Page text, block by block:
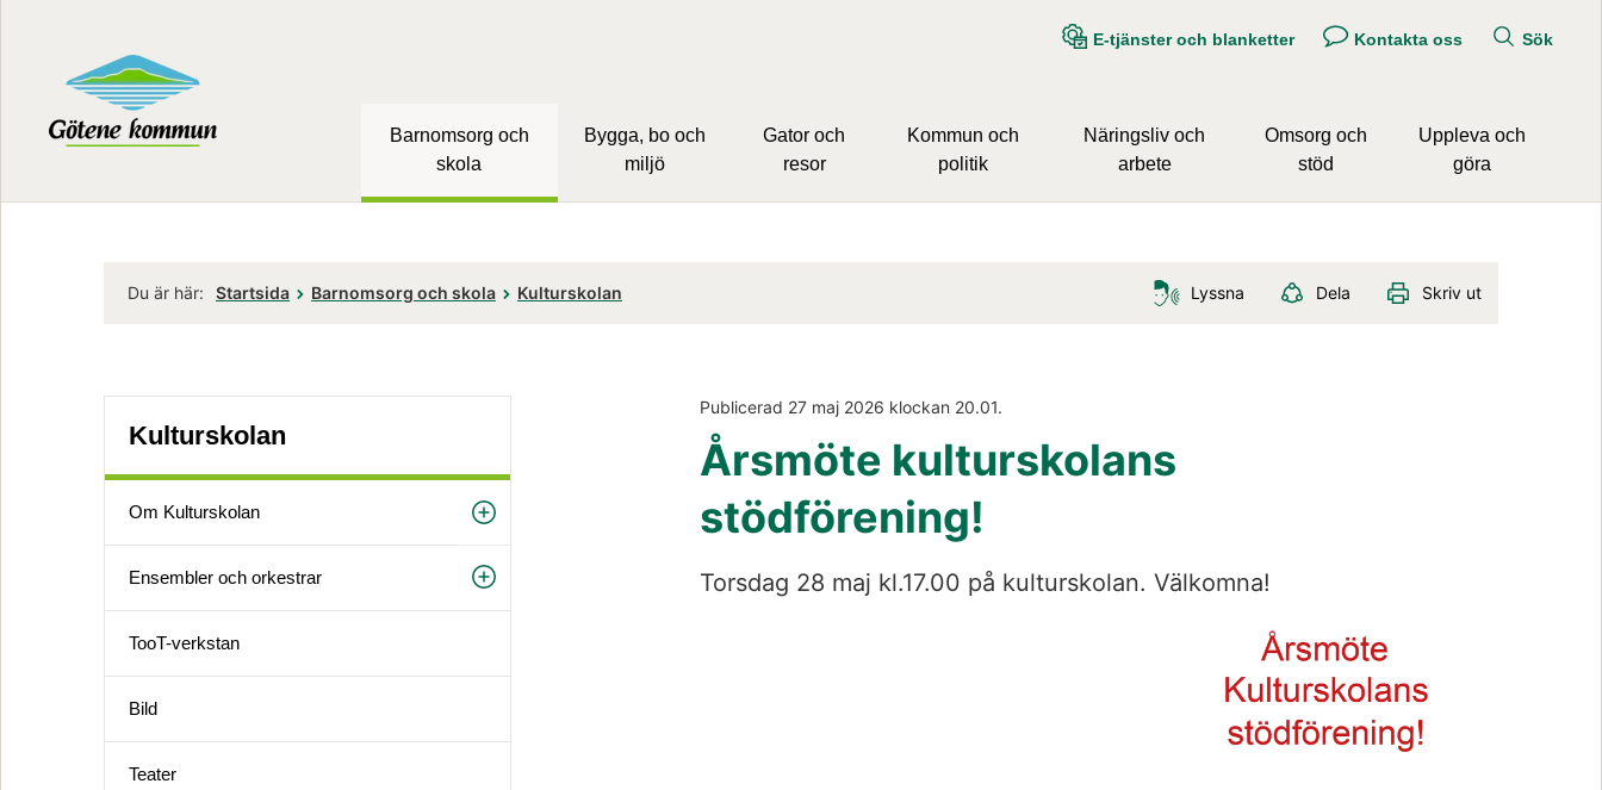
E-tjänster och blanketter Kontakta oss Sök
Barnomsorg och
skola
Bygga, bo och
miljö
Gator och
resor
Kommun och
politik
Näringsliv och
arbete
Omsorg och
stöd
Uppleva och
göra
Du är här: Startsida Barnomsorg och skola Kulturskolan Lyssna Dela Skriv ut
Kulturskolan
Om Kulturskolan
Ensembler och orkestrar
TooT-verkstan
Bild
Teater
Publicerad 27 maj 2026 klockan 20.01.
Årsmöte kulturskolans
stödförening!
Torsdag 28 maj kl.17.00 på kulturskolan. Välkomna!